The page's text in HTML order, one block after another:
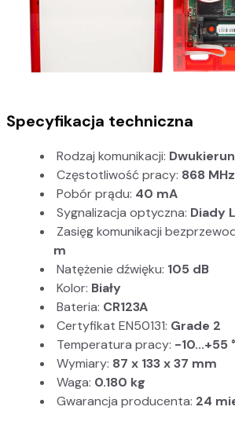
Specyfikacja techniczna
Rodzaj komunikacji:
Częstotliwość pracy: 868 MHz
Pobór prądu: 40 mA
Sygnalizacja optyczna: Diady
Zasięg komunikacji
m
Natężenie dźwięku: 105 dB
Kolor: Biały
Bateria: CR123A
Certyfikat EN50131: Grade 2
Temperatura pracy: -10...+55
Wymiary: 87 x 133 x 37 mm
Waga: 0.180 kg
Gwarancja producenta: 24